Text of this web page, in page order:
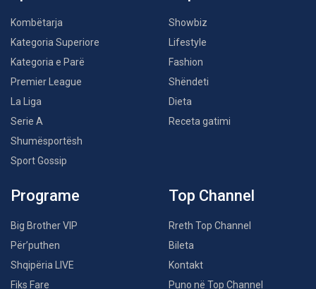
Kombëtarja
Kategoria Superiore
Kategoria e Parë
Premier League
La Liga
Serie A
Shumësportësh
Sport Gossip
Showbiz
Lifestyle
Fashion
Shëndeti
Dieta
Receta gatimi
Programe
Big Brother VIP
Për’puthen
Shqipëria LIVE
Fiks Fare
Top Channel
Rreth Top Channel
Bileta
Kontakt
Puno në Top Channel